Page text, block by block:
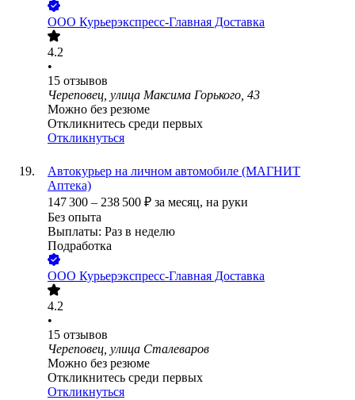
ООО Курьерэкспресс-Главная Доставка
4.2
•
15 отзывов
Череповец, улица Максима Горького, 43
Можно без резюме
Откликнитесь среди первых
Откликнуться
Автокурьер на личном автомобиле (МАГНИТ
Аптека)
147 300 – 238 500 ₽ за месяц, на руки
Без опыта
Выплаты: Раз в неделю
Подработка
ООО Курьерэкспресс-Главная Доставка
4.2
•
15 отзывов
Череповец, улица Сталеваров
Можно без резюме
Откликнитесь среди первых
Откликнуться